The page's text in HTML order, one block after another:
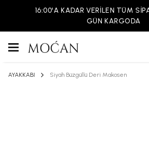
16:00'A KADAR VERİLEN TÜM
GÜN KARGODA
AYAKKABI Siyah Büzgüllü Deri Makosen